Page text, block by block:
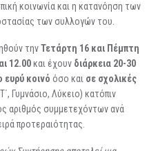
κοινωνία και η κατανόηση των
των συλλογών του.
τηνΤετάρτη 16 και Πέμπτη
12.00και έχουν διάρκεια 20-30
ευρύ κοινό όσο και σε σχολικές
Γυμνάσιο, Λύκειο) κατόπιν
αριθμός συμμετεχόντων ανά
προτεραιότητας.